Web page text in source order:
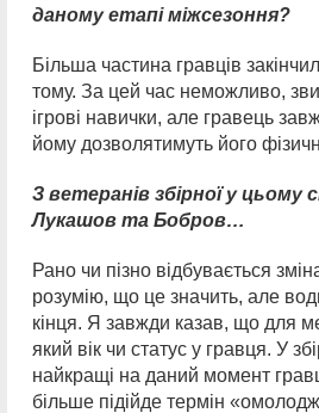
даному етапі міжсезоння?
Більша частина гравців
тому. За цей час неможливо,
ігрові навички, але гравець
йому дозволятимуть його
З ветеранів збірної у цьому
Лукашов та Бобров…
Рано чи пізно відбувається
розумію, що це значить, але
кінця. Я завжди казав, що для
який вік чи статус у гравця. У
найкращі на даний момент
більше підійде термін